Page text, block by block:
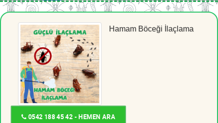
Hamam Böceği İlaçlama
0542 188 45 42 - HEMEN ARA